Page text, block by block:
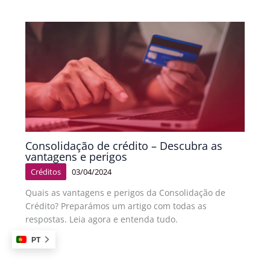
Consolidação de crédito – Descubra as
vantagens e perigos
Créditos 03/04/2024
Quais as vantagens e perigos da Consolidação de
Crédito? Preparámos um artigo com todas as
respostas. Leia agora e entenda tudo.
PT